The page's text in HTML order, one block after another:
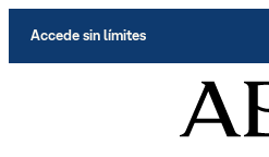
Accede sin límites